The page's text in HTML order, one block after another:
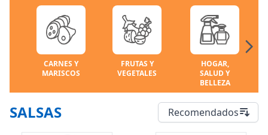
CARNES Y
MARISCOS
FRUTAS Y
VEGETALES
HOGAR,
SALUD Y
BELLEZA
SALSAS Recomendados